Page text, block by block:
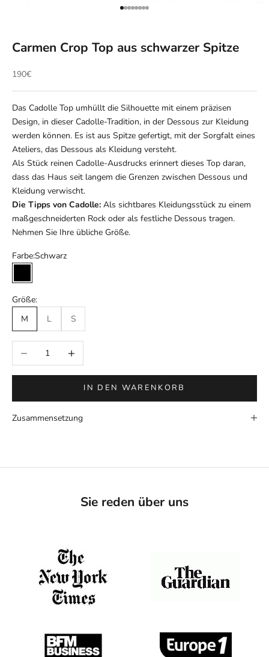
Gehe zu Element 1
Gehe zu Element 2
Gehe zu Element 3
Gehe zu Element 4
Gehe zu Element 5
Gehe zu Element 6
Gehe zu Element 7
Gehe zu Element 8
Carmen Crop Top aus schwarzer Spitze
Angebot
190€
Das Cadolle Top umhüllt die Silhouette mit einem präzisen
Design, in dieser Cadolle-Tradition, in der Dessous zur Kleidung
werden können. Es ist aus Spitze gefertigt, mit der Sorgfalt eines
Ateliers, das Dessous als Kleidung versteht.
Als Stück reinen Cadolle-Ausdrucks erinnert dieses Top daran,
dass das Haus seit langem die Grenzen zwischen Dessous und
Kleidung verwischt.
Die Tipps von Cadolle: Als sichtbares Kleidungsstück zu einem
maßgeschneiderten Rock oder als festliche Dessous tragen.
Nehmen Sie Ihre übliche Größe.
Farbe:Schwarz
Schwarz
Größe:
M
L S
Anzahl verringernAnzahl erhöhen
IN DEN WARENKORB
Zusammensetzung
Sie reden über uns